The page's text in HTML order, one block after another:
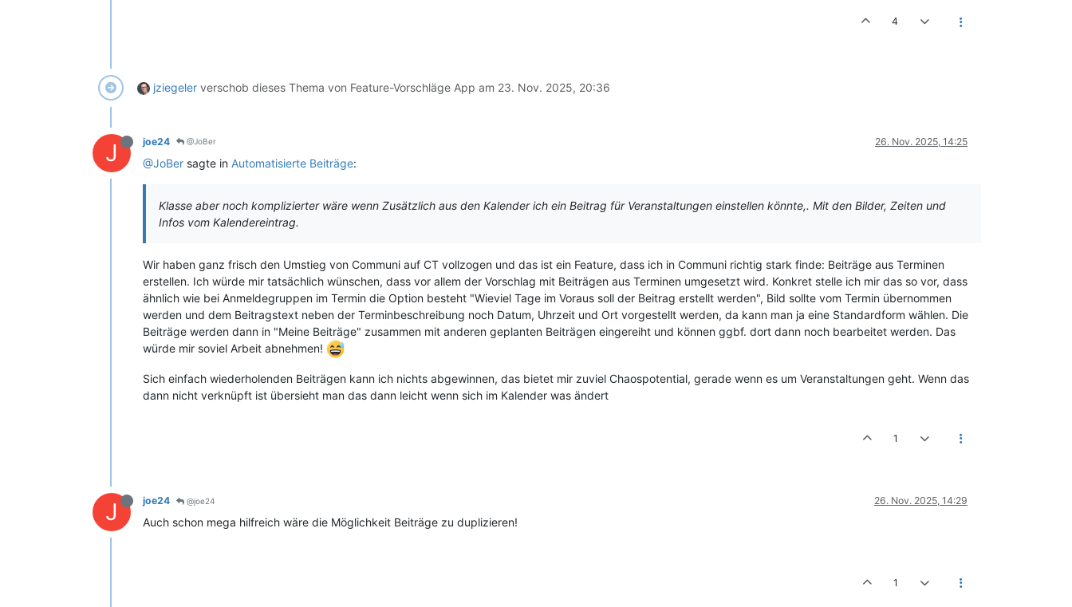
4
jziegeler verschob dieses Thema von Feature-Vorschläge App am 23. Nov. 2025, 20:36
J joe24 @JoBer 26. Nov. 2025, 14:25
@JoBer sagte in Automatisierte Beiträge:
Klasse aber noch komplizierter wäre wenn Zusätzlich aus den Kalender ich ein Beitrag für Veranstaltungen einstellen könnte,. Mit den Bilder, Zeiten und
Infos vom Kalendereintrag.
Wir haben ganz frisch den Umstieg von Communi auf CT vollzogen und das ist ein Feature, dass ich in Communi richtig stark finde: Beiträge aus Terminen
erstellen. Ich würde mir tatsächlich wünschen, dass vor allem der Vorschlag mit Beiträgen aus Terminen umgesetzt wird. Konkret stelle ich mir das so vor, dass
ähnlich wie bei Anmeldegruppen im Termin die Option besteht "Wieviel Tage im Voraus soll der Beitrag erstellt werden", Bild sollte vom Termin übernommen
werden und dem Beitragstext neben der Terminbeschreibung noch Datum, Uhrzeit und Ort vorgestellt werden, da kann man ja eine Standardform wählen. Die
Beiträge werden dann in "Meine Beiträge" zusammen mit anderen geplanten Beiträgen eingereiht und können ggbf. dort dann noch bearbeitet werden. Das
würde mir soviel Arbeit abnehmen!
Sich einfach wiederholenden Beiträgen kann ich nichts abgewinnen, das bietet mir zuviel Chaospotential, gerade wenn es um Veranstaltungen geht. Wenn das
dann nicht verknüpft ist übersieht man das dann leicht wenn sich im Kalender was ändert
1
J joe24 @joe24 26. Nov. 2025, 14:29
Auch schon mega hilfreich wäre die Möglichkeit Beiträge zu duplizieren!
1